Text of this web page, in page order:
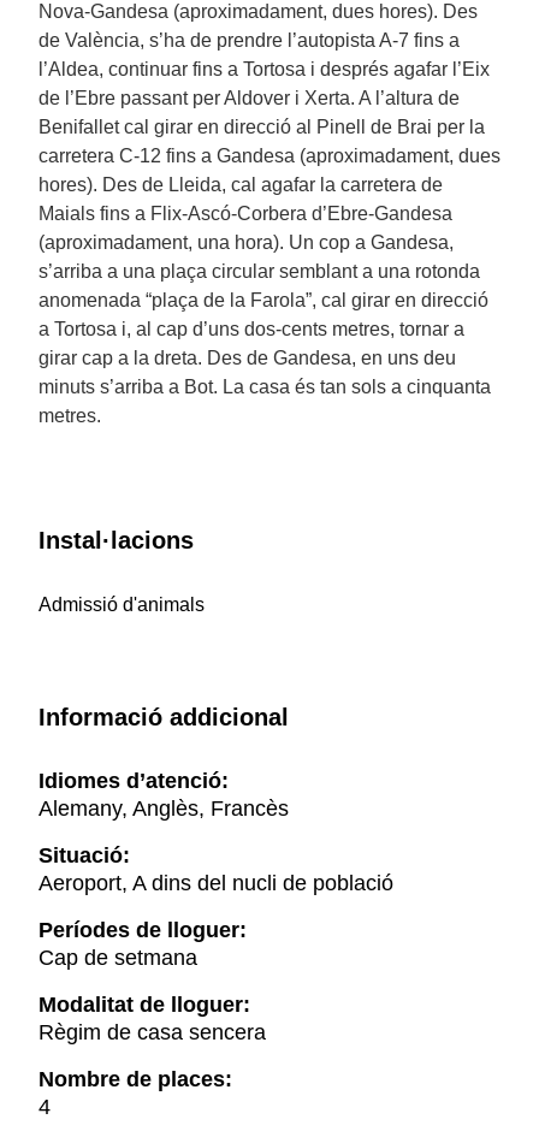
Nova-Gandesa (aproximadament, dues hores). Des
de València, s’ha de prendre l’autopista A-7 fins a
l’Aldea, continuar fins a Tortosa i després agafar l’Eix
de l’Ebre passant per Aldover i Xerta. A l’altura de
Benifallet cal girar en direcció al Pinell de Brai per la
carretera C-12 fins a Gandesa (aproximadament, dues
hores). Des de Lleida, cal agafar la carretera de
Maials fins a Flix-Ascó-Corbera d’Ebre-Gandesa
(aproximadament, una hora). Un cop a Gandesa,
s’arriba a una plaça circular semblant a una rotonda
anomenada “plaça de la Farola”, cal girar en direcció
a Tortosa i, al cap d’uns dos-cents metres, tornar a
girar cap a la dreta. Des de Gandesa, en uns deu
minuts s’arriba a Bot. La casa és tan sols a cinquanta
metres.
Instal·lacions
Admissió d'animals
Informació addicional
Idiomes d’atenció:
Alemany, Anglès, Francès
Situació:
Aeroport, A dins del nucli de població
Períodes de lloguer:
Cap de setmana
Modalitat de lloguer:
Règim de casa sencera
Nombre de places:
4